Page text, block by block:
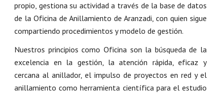
propio, gestiona su actividad a través de la base de datos
de la Oficina de Anillamiento de Aranzadi, con quien sigue
compartiendo procedimientos y modelo de gestión.
Nuestros principios como Oficina son la búsqueda de la
excelencia en la gestión, la atención rápida, eficaz y
cercana al anillador, el impulso de proyectos en red y el
anillamiento como herramienta científica para el estudio